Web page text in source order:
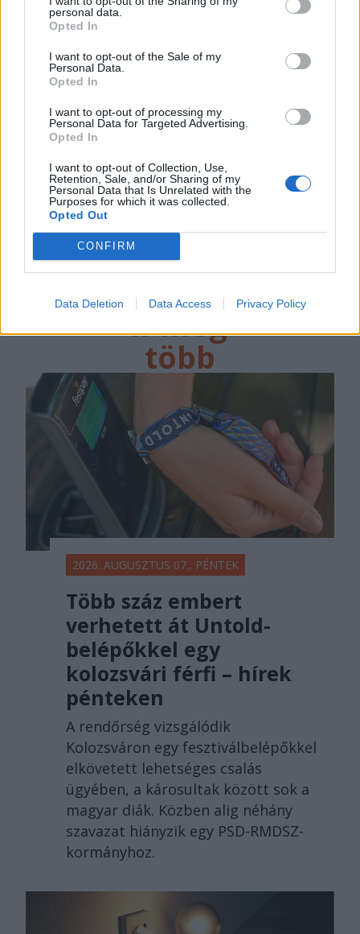
personal data.
Opted In
I want to opt-out of the Sale of my
Personal Data.
Opted In
I want to opt-out of processing my
Personal Data for Targeted Advertising.
Opted In
I want to opt-out of Collection, Use,
Retention, Sale, and/or Sharing of my
Personal Data that Is Unrelated with the
Purposes for which it was collected.
Opted Out
CONFIRM
Data Deletion Data Access Privacy Policy
elmarad a
sepsiszentgyörgyi
koncertje
Életveszélyes fenyegetést kapott
Majka, ezért elmarad a
sepsiszentgyörgyi koncertje. Az előadó
közösségi oldalán azt írta,
ismeretlenek azt is tudják, hol
szállnának meg, kik biztosítanák a
rendezvényt és milyen útvonalon
közlekednének Erdélyben.
//még
több
főtér.ro
2026. AUGUSZTUS 07., PÉNTEK
Több száz embert
verhetett át Untold-
belépőkkel egy
kolozsvári férfi – hírek
pénteken
A rendőrség vizsgálódik
Kolozsváron egy fesztiválbelépőkkel
elkövetett lehetséges csalás
ügyében, a károsultak között sok a
magyar diák. Közben alig néhány
szavazat hiányzik egy PSD-RMDSZ-
kormányhoz.